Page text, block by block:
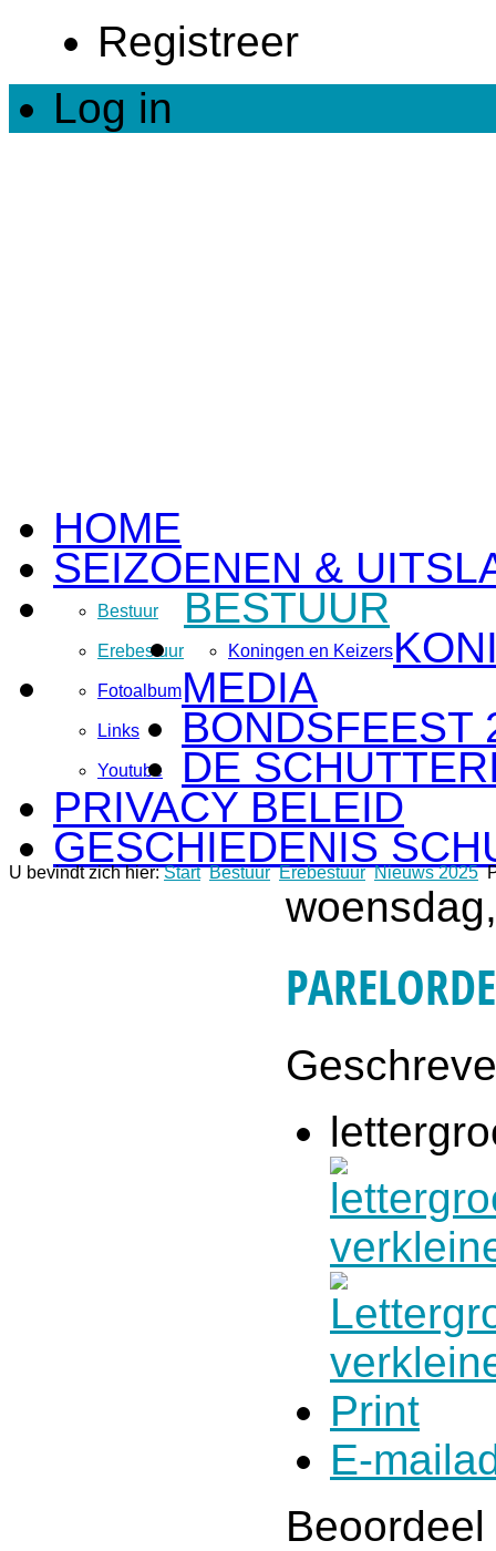
Registreer
Log in
HOME
SEIZOENEN &
BESTUUR
Bestuur
Erebestuur Koningen en Keizers
MEDIA
Fotoalbum
Links
Youtube
BONDSFEEST
DE
PRIVACY BELEID
GESCHIEDENIS
U bevindt zich hier:Start Bestuur Erebestuur Nieuws 2025
Print
E-